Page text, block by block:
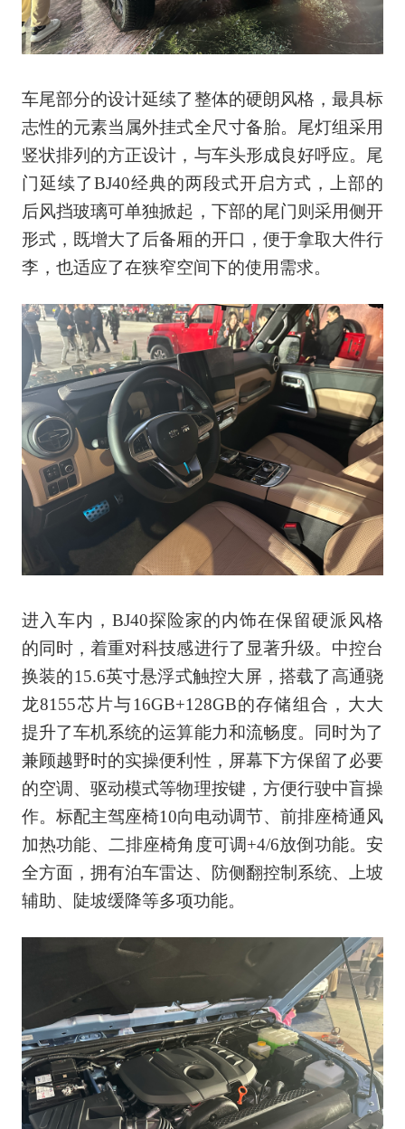
车尾部分的设计延续了整体的硬朗风格，最具标
志性的元素当属外挂式全尺寸备胎。尾灯组采用
竖状排列的方正设计，与车头形成良好呼应。尾
门延续了BJ40经典的两段式开启方式，上部的
后风挡玻璃可单独掀起，下部的尾门则采用侧开
形式，既增大了后备厢的开口，便于拿取大件行
李，也适应了在狭窄空间下的使用需求。
进入车内，BJ40探险家的内饰在保留硬派风格
的同时，着重对科技感进行了显著升级。中控台
换装的15.6英寸悬浮式触控大屏，搭载了高通骁
龙8155芯片与16GB+128GB的存储组合，大大
提升了车机系统的运算能力和流畅度。同时为了
兼顾越野时的实操便利性，屏幕下方保留了必要
的空调、驱动模式等物理按键，方便行驶中盲操
作。标配主驾座椅10向电动调节、前排座椅通风
加热功能、二排座椅角度可调+4/6放倒功能。安
全方面，拥有泊车雷达、防侧翻控制系统、上坡
辅助、陡坡缓降等多项功能。